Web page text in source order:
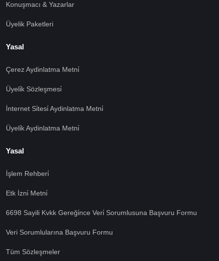
Konuşmacı & Yazarlar
Üyelik Paketleri
Yasal
Çerez Aydinlatma Metni̇
Üyeli̇k Sözleşmesi̇
İnternet Si̇tesi̇ Aydinlatma Metni̇
Üyeli̇k Aydinlatma Metni̇
Yasal
İşlem Rehberi̇
Etk İzni̇ Metni̇
6698 Sayili Kvkk Gereği̇nce Veri̇ Sorumlusuna Başvuru Formu
Veri Sorumlularına Başvuru Formu
Tüm Sözleşmeler
şekilde çerezler kullanmaktayız. Çerezleri nasıl
inceleyebilirsiniz Bu siteye giriş yaparak çerez